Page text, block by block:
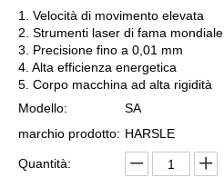
1. Velocità di movimento elevata
2. Strumenti laser di fama mondiale
3. Precisione fino a 0,01 mm
4. Alta efficienza energetica
5. Corpo macchina ad alta rigidità
Modello:
SA
marchio prodotto: HARSLE
Quantità: